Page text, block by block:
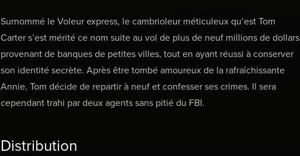
Surnommé le Voleur express, le cambrioleur méticuleux qu’est Tom
Carter s’est mérité ce nom suite au vol de plus de neuf millions de dollars
provenant de banques de petites villes, tout en ayant réussi à conserver
son identité secrète. Après être tombé amoureux de la rafraîchissante
Annie, Tom décide de repartir à neuf et confesser ses crimes. Il sera
cependant trahi par deux agents sans pitié du FBI.
Distribution